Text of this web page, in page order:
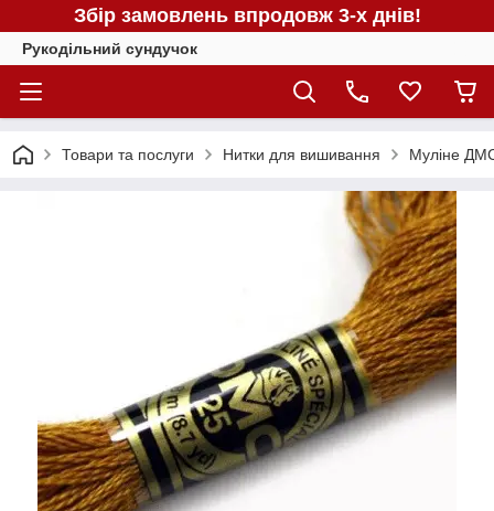
Збір замовлень впродовж 3-х днів!
Рукодільний сундучок
Товари та послуги Нитки для вишивання Муліне